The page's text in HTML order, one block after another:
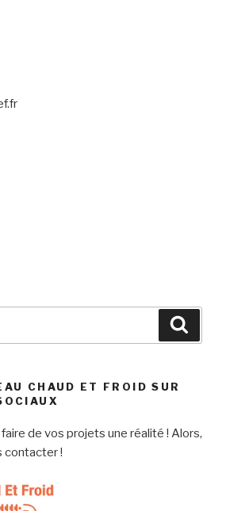
CHAUD ET FROID SUR
de vos projets une réalité ! Alors,
contacter !